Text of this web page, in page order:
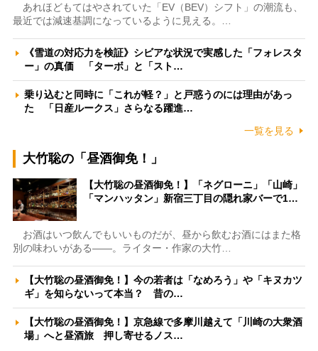
あれほどもてはやされていた「EV（BEV）シフト」の潮流も、
最近では減速基調になっているように見える。…
《雪道の対応力を検証》シビアな状況で実感した「フォレスタ
ー」の真価 「ターボ」と「スト…
乗り込むと同時に「これが軽？」と戸惑うのには理由があっ
た 「日産ルークス」さらなる躍進…
一覧を見る
大竹聡の「昼酒御免！」
【大竹聡の昼酒御免！】「ネグローニ」「山崎」
「マンハッタン」新宿三丁目の隠れ家バーで1…
お酒はいつ飲んでもいいものだが、昼から飲むお酒にはまた格
別の味わいがある――。ライター・作家の大竹…
【大竹聡の昼酒御免！】今の若者は「なめろう」や「キヌカツ
ギ」を知らないって本当？ 昔の…
【大竹聡の昼酒御免！】京急線で多摩川越えて「川崎の大衆酒
場」へと昼酒旅 押し寄せるノス…